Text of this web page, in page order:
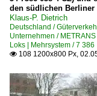
254
Strecke
310
den südlichen
Klaus-P. Dietrich
Deutschland /
Unternehmen /
Loks | Mehrsystem / 7
 108 1200x800 Px,